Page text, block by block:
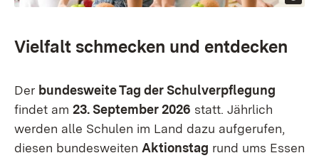
Vielfalt schmecken und entdecken
Der bundesweite Tag der Schulverpflegung
findet am 23. September 2026 statt. Jährlich
werden alle Schulen im Land dazu aufgerufen,
diesen bundesweiten Aktionstag rund ums Essen